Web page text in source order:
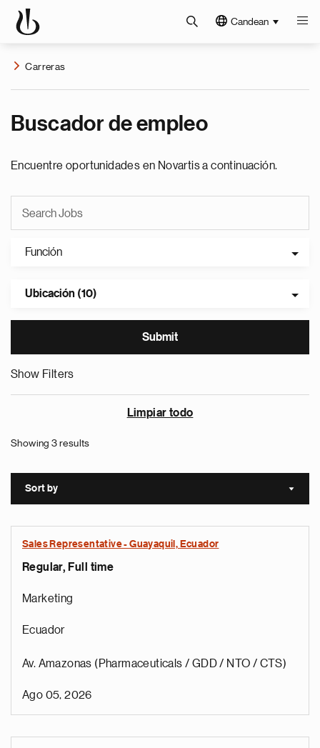
Candean
Carreras
Buscador de empleo
Encuentre oportunidades en Novartis a continuación.
Función
Ubicación (10)
Show Filters
Limpiar todo
Showing 3 results
Sort by Sort
Sales Representative - Guayaquil, Ecuador
Regular, Full time
Marketing
Ecuador
Av. Amazonas (Pharmaceuticals / GDD / NTO / CTS)
Ago 05, 2026